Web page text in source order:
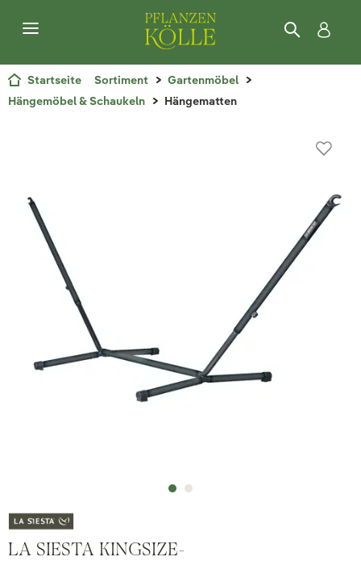
Startseite Sortiment
Gartenmöbel
Hängemöbel & Schaukeln
Hängematten
LA SIESTA KINGSIZE-